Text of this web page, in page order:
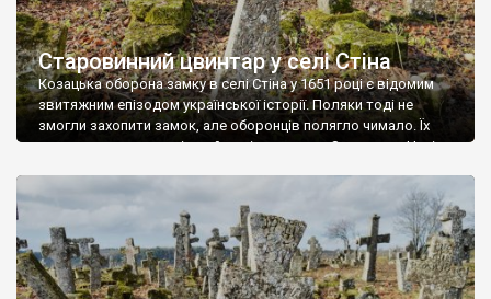
Старовинний цвинтар у селі Стіна
Козацька оборона замку в селі Стіна у 1651 році є відомим
звитяжним епізодом української історії. Поляки тоді не
змогли захопити замок, але оборонців полягло чимало. Їх
поховали на цвинтарі, який тоді називався Замковим. Нині на
ньому чимало хрестів 19 століття, є такі, де епітафії стер […]